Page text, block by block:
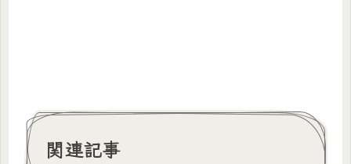
関連記事